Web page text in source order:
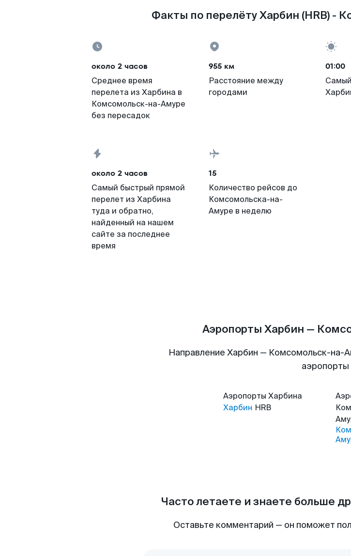
Факты по перелёту Харбин (HRB) -
около 2 часов
Среднее время
перелета из Харбина в
Комсомольск-на-Амуре
без пересадок
955 км
Расстояние между
городами
01:00
около 2 часов
Самый быстрый прямой
перелет из Харбина
туда и обратно,
найденный на нашем
сайте за последнее
время
15
Количество рейсов до
Комсомольска-на-
Амуре в неделю
Аэропорты Харбин —
Направление Харбин — Комсомольск-на-
аэропорты
Аэропорты Харбина
Харбин HRB
Часто летаете и знаете больше
Оставьте комментарий — он поможет